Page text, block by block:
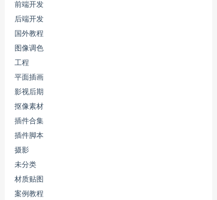
前端开发
后端开发
国外教程
图像调色
工程
平面插画
影视后期
抠像素材
插件合集
插件脚本
摄影
未分类
材质贴图
案例教程